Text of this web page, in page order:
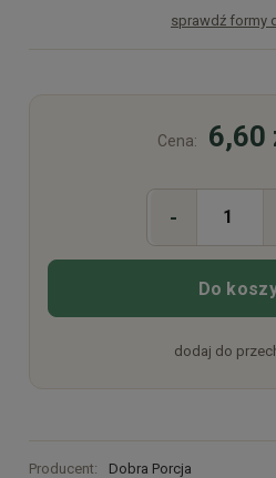
Cena nie zawiera ewentualnych
sprawdź formy
Cena: 6,60
-
Do
dodaj do
Producent: Dobra Porcja